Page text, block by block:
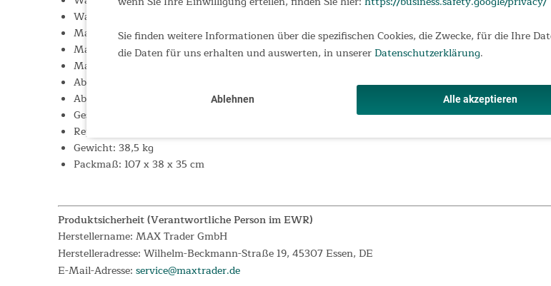
Wasserdicht verklebte Nähte
Material (Außenzelt): 100% Polyester 185T, PU beschichtet
Material (Innenzelt): 100% Polyester 185T, atmungsaktiv
Material (Boden): 100% PE 125 g/m²
Abmessungen (Gesamt): 630 x 760 cm
Abmessungen (Kabinen): 235 x 180 / 215 x 350 cm
Gestänge: Fiberglas (12,7 mm); Stahl (19 mm)
Reparatur-Set inklusive
Gewicht: 38,5 kg
Packmaß: 107 x 38 x 35 cm
Produktsicherheit (Verantwortliche Person im EWR)
Herstellername: MAX Trader GmbH
Herstelleradresse: Wilhelm-Beckmann-Straße 19, 45307 Essen, DE
E-Mail-Adresse: service@maxtrader.de
Sie finden weitere Informationen über die spezifischen Cookies, die Zwecke, für die Ihre
die Daten für uns erhalten und auswerten, in unsererDatenschutzerklärung.
Ablehnen Alle akzeptieren